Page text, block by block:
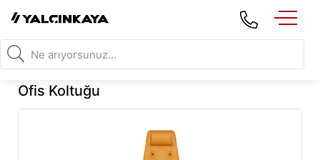
Ofis Koltuğu